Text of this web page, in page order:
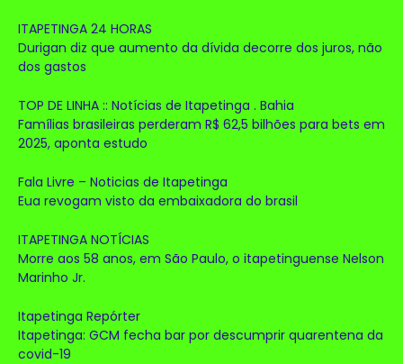
ITAPETINGA 24 HORAS
Durigan diz que aumento da dívida decorre dos juros, não
dos gastos
TOP DE LINHA :: Notícias de Itapetinga . Bahia
Famílias brasileiras perderam R$ 62,5 bilhões para bets em
2025, aponta estudo
Fala Livre – Noticias de Itapetinga
Eua revogam visto da embaixadora do brasil
ITAPETINGA NOTÍCIAS
Morre aos 58 anos, em São Paulo, o itapetinguense Nelson
Marinho Jr.
Itapetinga Repórter
Itapetinga: GCM fecha bar por descumprir quarentena da
covid-19